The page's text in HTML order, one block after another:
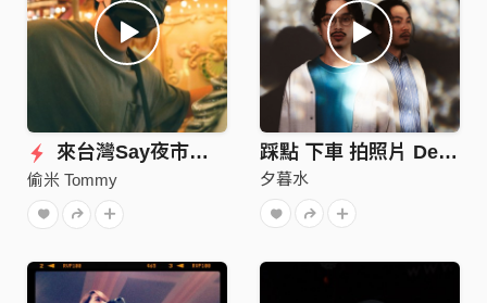
來台灣Say夜市仔 (Demo)
偷米 Tommy
踩點 下車 拍照片 Demo
夕暮水